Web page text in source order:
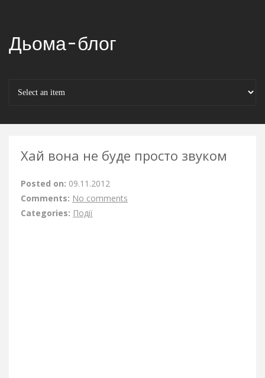
Дьома-блог
Хай вона не буде просто звуком
Posted on: 09.11.2012
Comments: No comments
Categories: Події